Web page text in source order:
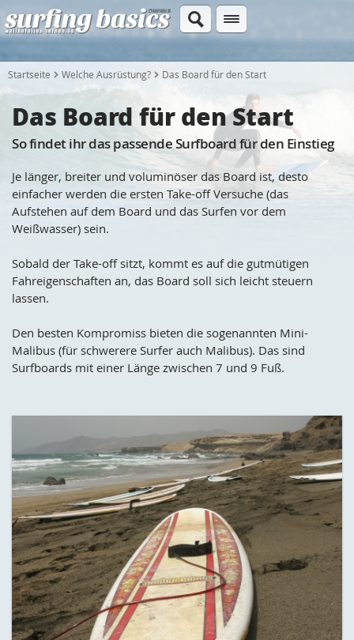
Startseite Welche Ausrüstung? Das Board für den Start
Das Board für den Start
So findet ihr das passende Surfboard für den Einstieg
Je länger, breiter und voluminöser das Board ist, desto
einfacher werden die ersten Take-off Versuche (das
Aufstehen auf dem Board und das Surfen vor dem
Weißwasser) sein.
Sobald der Take-off sitzt, kommt es auf die gutmütigen
Fahreigenschaften an, das Board soll sich leicht steuern
lassen.
Den besten Kompromiss bieten die sogenannten Mini-
Malibus (für schwerere Surfer auch Malibus). Das sind
Surfboards mit einer Länge zwischen 7 und 9 Fuß.